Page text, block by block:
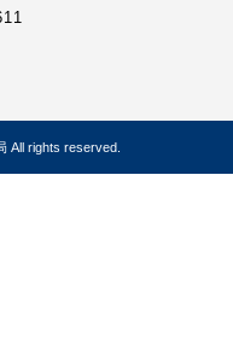
All rights reserved.